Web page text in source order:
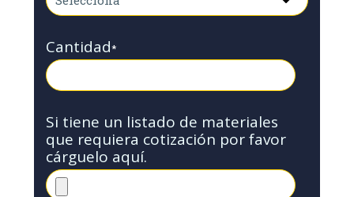
Cantidad*
Si tiene un listado de materiales
que requiera cotización por favor
cárguelo aquí.